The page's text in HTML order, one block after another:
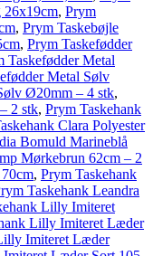
26x19cm, Prym
, Prym Taskebøjle
, Prym Taskefødder
Taskefødder Metal
Metal Sølv
Ø20mm – 4 stk,
2 stk, Prym Taskehank
Clara Polyester
Bomuld Marineblå
Mørkebrun 62cm – 2
, Prym Taskehank
Taskehank Leandra
Lilly Imiteret
Lilly Imiteret Læder
Imiteret Læder